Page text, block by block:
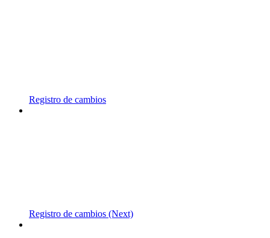
Registro de cambios
Registro de cambios (Next)